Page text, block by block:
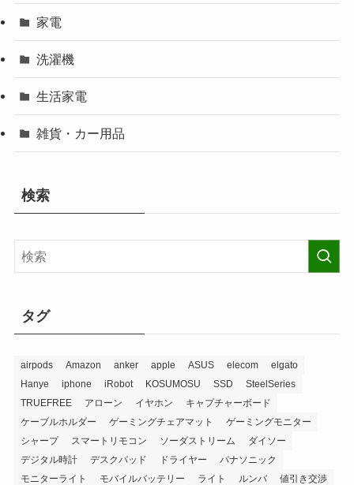
家電
洗濯機
生活家電
雑貨・カー用品
検索
タグ
airpods Amazon anker apple ASUS elecom
elgato
Hanye
iphone iRobot KOSUMOSU SSD
SteelSeries
TRUEFREE
アローン イヤホン
キャプチャーボード
ケーブルホルダー
ゲーミングチェアマット
ゲーミングモニター
シャープ
スマートリモコン ソーダストリーム
ダイソー
デジタル時計
デスクパッド ドライヤー
パナソニック
モニターライト
モバイルバッテリー ライト ルンバ
値引き交渉